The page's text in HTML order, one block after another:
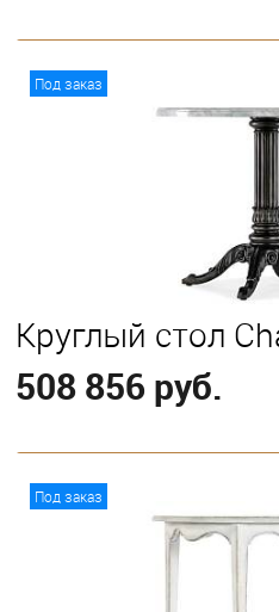
Под заказ
Круглый стол
508 856 руб.
Под заказ